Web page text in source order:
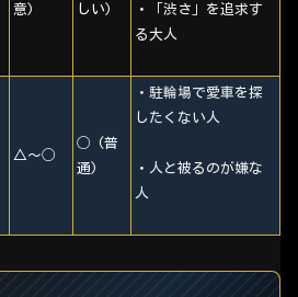
意)
しい)
・「渋さ」を追求す
る大人
△〜◯
◯ (普
通)
・駐輪場で愛車を探
したくない人
・人と被るのが嫌な
人